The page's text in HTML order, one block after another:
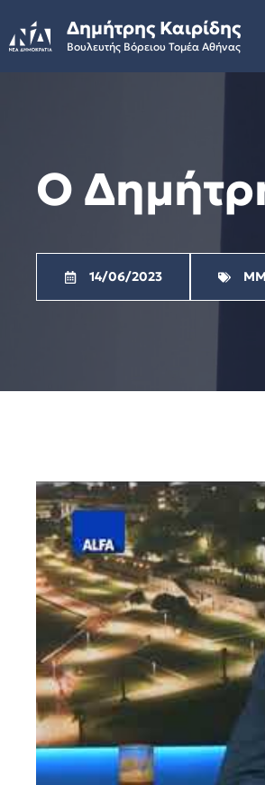
to
content
Δημήτρης Καιρίδης
Βουλευτής Βόρειου Τομέα Αθήνας
Ο
14/06/2023